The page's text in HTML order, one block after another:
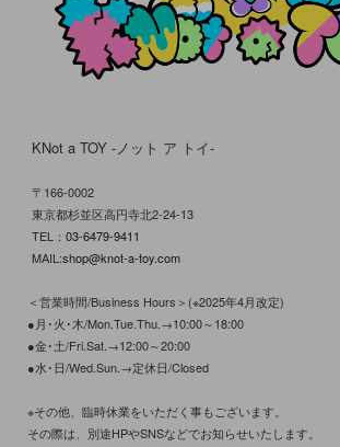
KNot a TOY -ノット ア トイ-
〒166-0002
東京都杉並区高円寺北2-24-13
TEL： 03-6479-9411
MAIL:shop@knot-a-toy.com
＜営業時間/Business Hours＞(※2025年4月改定)
●月･火･木/Mon.Tue.Thu.→10:00～18:00
●金･土/Fri.Sat.→12:00～20:00
●水･日/Wed.Sun.→定休日/Closed
※その他、臨時休業をいただく事もございます。
その際は、別途HPやSNSなどでお知らせいたします。